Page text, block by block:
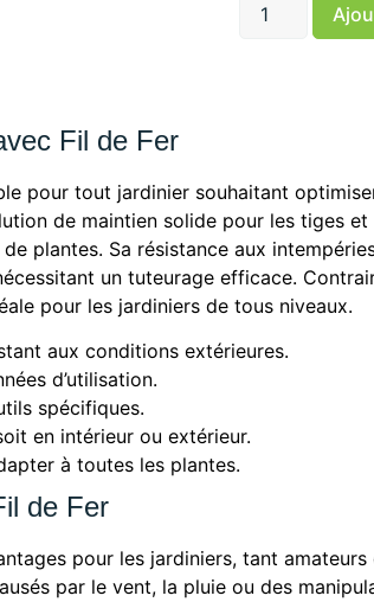
Fil de Fer
pour tout jardinier souhaitant
de maintien solide pour les tiges et
plantes. Sa résistance aux
un tuteurage efficace.
pour les jardiniers de tous niveaux.
aux conditions extérieures.
d’utilisation.
spécifiques.
en intérieur ou extérieur.
à toutes les plantes.
de Fer
pour les jardiniers, tant
par le vent, la pluie ou des